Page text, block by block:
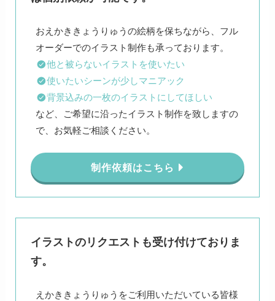
おえかききょうりゅうの絵柄を保ちながら、フル
他と被らないイラストを使いたい
使いたいシーンが少しマニアック
背景込みの一枚のイラストにしてほしい
など、ご希望に沿ったイラスト制作を致しますの
で、お気軽ご相談ください。
制作依頼はこちら
イラストのリクエストも受け付けておりま
す。
えかききょうりゅうをご利用いただいている皆様